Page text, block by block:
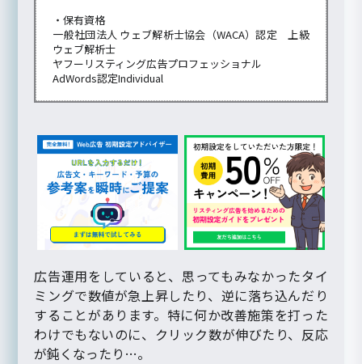
・保有資格
一般社団法人 ウェブ解析士協会（WACA）認定 上級
ウェブ解析士
ヤフーリスティング広告プロフェッショナル
AdWords認定Individual
広告運用をしていると、思ってもみなかったタイ
ミングで数値が急上昇したり、逆に落ち込んだり
することがあります。特に何か改善施策を打った
わけでもないのに、クリック数が伸びたり、反応
が鈍くなったり…。